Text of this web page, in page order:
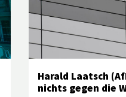
Harald Laatsch
nichts gegen die